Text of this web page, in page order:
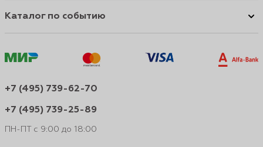
Каталог по событию
+7 (495) 739-62-70
+7 (495) 739-25-89
ПН-ПТ с 9:00 до 18:00